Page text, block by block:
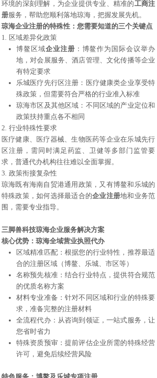
环境的深刻理解，为企业提供专业、精准的工商注
册服务，帮助您顺利落地琼海，把握发展先机。
琼海企业注册的特殊性：您需要知道的三个关键点
1. 区域差异化政策
博鳌区域企业注册 ：博鳌作为国际会议举办
地，对会展服务、酒店管理、文化传播等企业
有特定要求
乐城医疗先行区注册：医疗健康类企业享受特
殊政策，但需要符合严格的行业准入标准
琼海市区及其他区域：不同区域的产业定位和
政策扶持重点各不相同
2. 行业特殊性要求
医疗健康、医疗器械、生物医药等企业在乐城先行
区注册，需同时满足药监、卫健等多部门监管要
求，普通代办机构往往难以全面掌握。
3. 政策衔接复杂性
琼海既有海南自贸港通用政策，又有博鳌和乐城的
特殊政策，如何选择最适合的企业注册地和业务范
围，需要专业指导。
三脚兽科技琼海企业服务解决方案
核心优势：琼海全域营业执照代办
区域精准匹配：根据您的行业特性，推荐最适
合的注册区域（博鳌、乐城、市区等）
名称预先核准：结合行业特点，提供符合规范
的优质名称方案
材料专业准备：针对不同区域和行业的特殊要
求，准备完整的注册材料
全流程代办：从咨询到领证，一站式服务，让
您省时省力
特殊资质预审：提前评估企业所需的特殊经营
许可，避免后续经营风险